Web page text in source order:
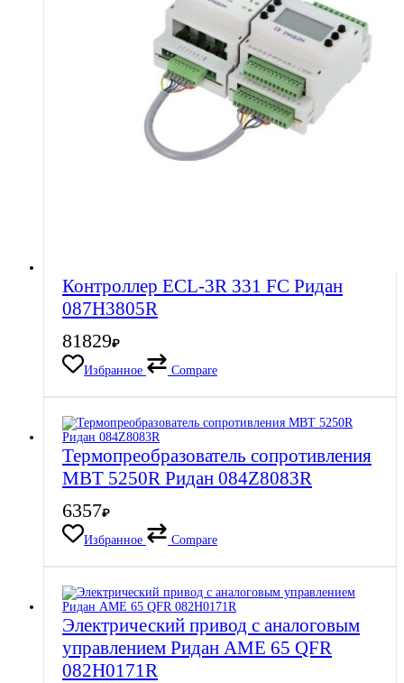
Контроллер ECL-3R 331 FC Ридан
087H3805R
81829₽
Избранное
Compare
Термопреобразователь сопротивления
MBT 5250R Ридан 084Z8083R
6357₽
Избранное
Compare
Электрический привод с аналоговым
управлением Ридан AME 65 QFR
082H0171R